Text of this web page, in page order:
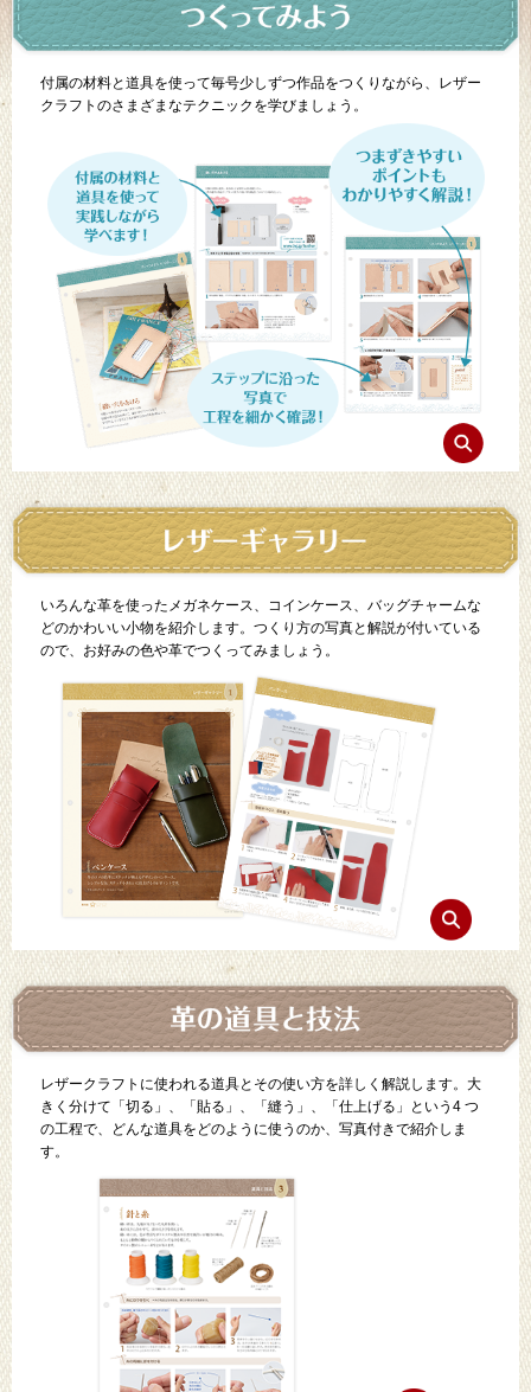
付属の材料と道具を使って毎号少しずつ作品をつくりながら、レザー
クラフトのさまざまなテクニックを学びましょう。
いろんな革を使ったメガネケース、コインケース、バッグチャームな
どのかわいい小物を紹介します。つくり方の写真と解説が付いている
ので、お好みの色や革でつくってみましょう。
レザークラフトに使われる道具とその使い方を詳しく解説します。大
きく分けて「切る」、「貼る」、「縫う」、「仕上げる」という4 つ
の工程で、どんな道具をどのように使うのか、写真付きで紹介しま
す。